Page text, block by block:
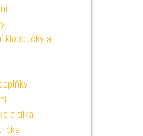
kloboučky a
a tílka